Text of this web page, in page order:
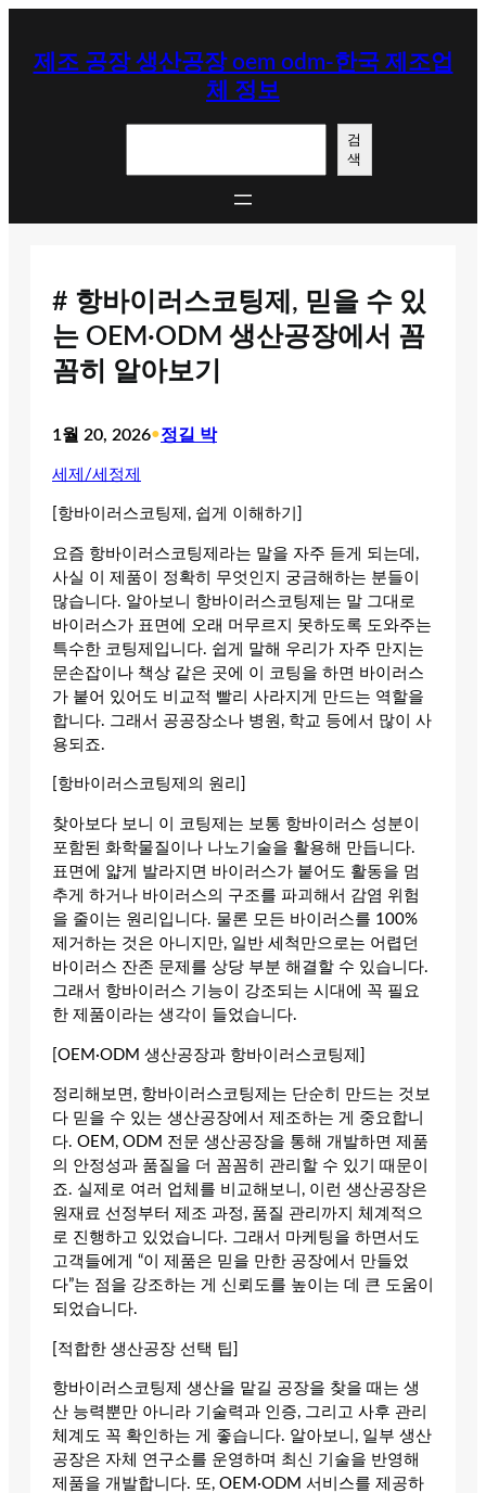
제조 공장 생산공장 oem odm-한국 제조업
체 정보
검
색
# 항바이러스코팅제, 믿을 수 있
는 OEM·ODM 생산공장에서 꼼
꼼히 알아보기
1월 20, 2026•정길 박
세제/세정제
[항바이러스코팅제, 쉽게 이해하기]
요즘 항바이러스코팅제라는 말을 자주 듣게 되는데,
사실 이 제품이 정확히 무엇인지 궁금해하는 분들이
많습니다. 알아보니 항바이러스코팅제는 말 그대로
바이러스가 표면에 오래 머무르지 못하도록 도와주는
특수한 코팅제입니다. 쉽게 말해 우리가 자주 만지는
문손잡이나 책상 같은 곳에 이 코팅을 하면 바이러스
가 붙어 있어도 비교적 빨리 사라지게 만드는 역할을
합니다. 그래서 공공장소나 병원, 학교 등에서 많이 사
용되죠.
[항바이러스코팅제의 원리]
찾아보다 보니 이 코팅제는 보통 항바이러스 성분이
포함된 화학물질이나 나노기술을 활용해 만듭니다.
표면에 얇게 발라지면 바이러스가 붙어도 활동을 멈
추게 하거나 바이러스의 구조를 파괴해서 감염 위험
을 줄이는 원리입니다. 물론 모든 바이러스를 100%
제거하는 것은 아니지만, 일반 세척만으로는 어렵던
바이러스 잔존 문제를 상당 부분 해결할 수 있습니다.
그래서 항바이러스 기능이 강조되는 시대에 꼭 필요
한 제품이라는 생각이 들었습니다.
[OEM·ODM 생산공장과 항바이러스코팅제]
정리해보면, 항바이러스코팅제는 단순히 만드는 것보
다 믿을 수 있는 생산공장에서 제조하는 게 중요합니
다. OEM, ODM 전문 생산공장을 통해 개발하면 제품
의 안정성과 품질을 더 꼼꼼히 관리할 수 있기 때문이
죠. 실제로 여러 업체를 비교해보니, 이런 생산공장은
원재료 선정부터 제조 과정, 품질 관리까지 체계적으
로 진행하고 있었습니다. 그래서 마케팅을 하면서도
고객들에게 “이 제품은 믿을 만한 공장에서 만들었
다”는 점을 강조하는 게 신뢰도를 높이는 데 큰 도움이
되었습니다.
[적합한 생산공장 선택 팁]
항바이러스코팅제 생산을 맡길 공장을 찾을 때는 생
산 능력뿐만 아니라 기술력과 인증, 그리고 사후 관리
체계도 꼭 확인하는 게 좋습니다. 알아보니, 일부 생산
공장은 자체 연구소를 운영하며 최신 기술을 반영해
제품을 개발합니다. 또, OEM·ODM 서비스를 제공하